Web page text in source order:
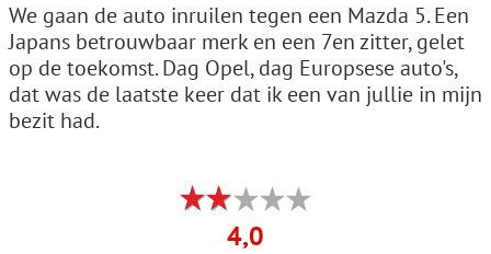
We gaan de auto inruilen tegen een Mazda 5. Een
Japans betrouwbaar merk en een 7en zitter, gelet
op de toekomst. Dag Opel, dag Europsese auto's,
dat was de laatste keer dat ik een van jullie in mijn
bezit had.
4,0